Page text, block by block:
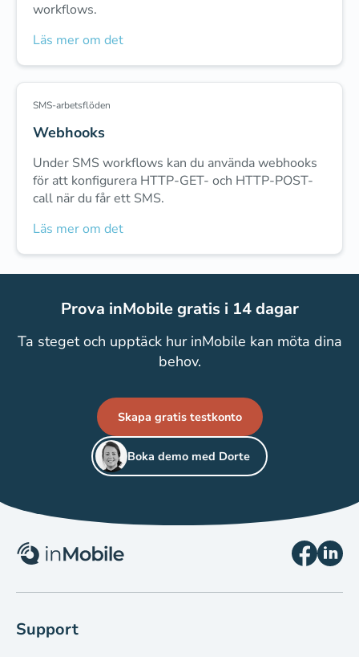
workflows.
Läs mer om det
SMS-arbetsflöden
Webhooks
Under SMS workflows kan du använda webhooks
för att konfigurera HTTP-GET- och HTTP-POST-
call när du får ett SMS.
Läs mer om det
Prova inMobile gratis i 14 dagar
Ta steget och upptäck hur inMobile kan möta dina
behov.
Skapa gratis testkonto
Boka demo med Dorte
Support